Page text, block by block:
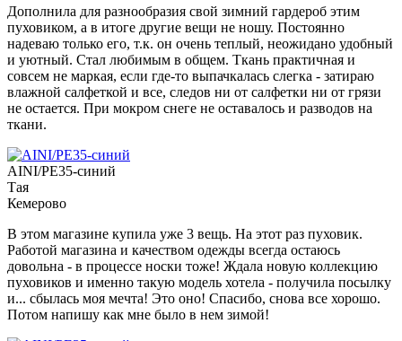
Дополнила для разнообразия свой зимний гардероб этим
пуховиком, а в итоге другие вещи не ношу. Постоянно
надеваю только его, т.к. он очень теплый, неожидано удобный
и уютный. Стал любимым в общем. Ткань практичная и
совсем не маркая, если где-то выпачкалась слегка - затираю
влажной салфеткой и все, следов ни от салфетки ни от грязи
не остается. При мокром снеге не оставалось и разводов на
ткани.
AINI/PE35-синий
Тая
Кемерово
В этом магазине купила уже 3 вещь. На этот раз пуховик.
Работой магазина и качеством одежды всегда остаюсь
довольна - в процессе носки тоже! Ждала новую коллекцию
пуховиков и именно такую модель хотела - получила посылку
и... сбылась моя мечта! Это оно! Спасибо, снова все хорошо.
Потом напишу как мне было в нем зимой!